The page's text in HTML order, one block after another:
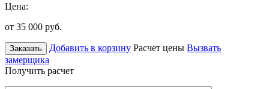
Цена:
от 35 000 руб.
Заказать Добавить в корзину Расчет цены Вызвать
замерщика
Получить расчет